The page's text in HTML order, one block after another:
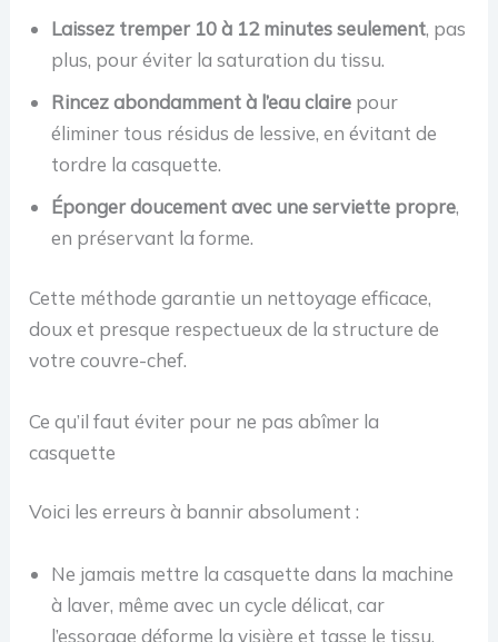
Laissez tremper 10 à 12 minutes seulement, pas
plus, pour éviter la saturation du tissu.
Rincez abondamment à l’eau claire pour
éliminer tous résidus de lessive, en évitant de
tordre la casquette.
Éponger doucement avec une serviette propre,
en préservant la forme.
Cette méthode garantie un nettoyage efficace,
doux et presque respectueux de la structure de
votre couvre-chef.
Ce qu’il faut éviter pour ne pas abîmer la
casquette
Voici les erreurs à bannir absolument :
Ne jamais mettre la casquette dans la machine
à laver, même avec un cycle délicat, car
l’essorage déforme la visière et tasse le tissu.